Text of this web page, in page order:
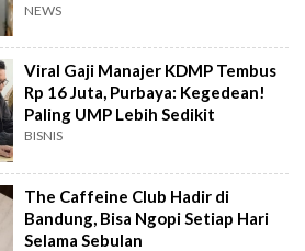
NEWS
Viral Gaji Manajer KDMP Tembus
Rp 16 Juta, Purbaya: Kegedean!
Paling UMP Lebih Sedikit
BISNIS
The Caffeine Club Hadir di
Bandung, Bisa Ngopi Setiap Hari
Selama Sebulan